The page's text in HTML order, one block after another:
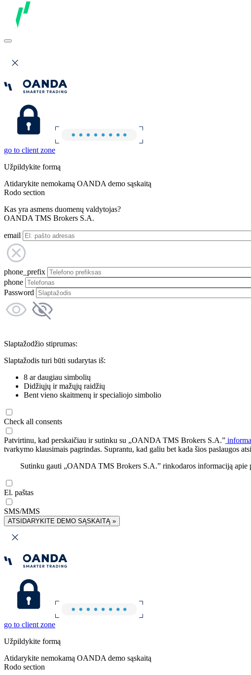
go to client zone
Užpildykite formą
Atidarykite nemokamą OANDA demo sąskaitą
Rodo section
Kas yra asmens duomenų valdytojas?
OANDA TMS Brokers S.A.
email
phone_prefix
phone
Password
Slaptažodžio stiprumas:
Slaptažodis turi būti sudarytas iš:
8 ar daugiau simbolių
Didžiųjų ir mažųjų raidžių
Bent vieno skaitmenų ir specialiojo simbolio
Check all consents
Patvirtinu, kad perskaičiau ir sutinku su „OANDA TMS Brokers S.A.”
tvarkymo klausimais pagrindas. Suprantu, kad galiu bet kada šios paslaugos
Sutinku gauti „OANDA TMS Brokers S.A.” rinkodaros informaciją apie
El. paštas
SMS/MMS
ATSIDARYKITE DEMO SĄSKAITĄ »
go to client zone
Užpildykite formą
Atidarykite nemokamą OANDA demo sąskaitą
Rodo section